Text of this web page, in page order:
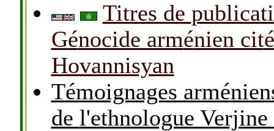
Titres de
Génocide arménien cité
Hovannisyan
Témoignages
de l'ethnologue Verjine